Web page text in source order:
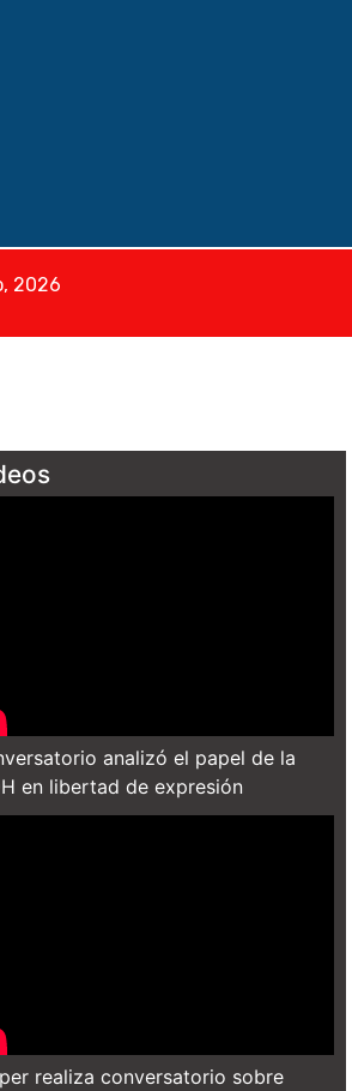
2026
analizó el papel de la
en libertad de expresión
realiza conversatorio sobre